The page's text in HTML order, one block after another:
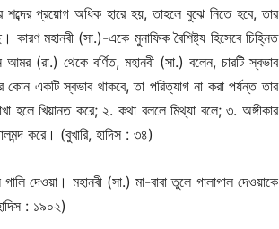
শব্দের প্রয়োগ অধিক হারে হয়, তাহলে বুঝে নিতে হবে, তার
মহানবী (সা.)-একে মুনাফিক বৈশিষ্ট্য হিসেবে চিহ্নিত
(রা.) থেকে বর্ণিত, মহানবী (সা.) বলেন, চারটি স্বভাব
কোন একটি স্বভাব থাকবে, তা পরিত্যাগ না করা পর্যন্ত তার
হলে খিয়ানত করে; ২. কথা বললে মিথ্যা বলে; ৩. অঙ্গীকার
করে। (বুখারি, হাদিস : ৩৪)
দেওয়া। মহানবী (সা.) মা-বাবা তুলে গালাগাল দেওয়াকে
: ১৯০২)